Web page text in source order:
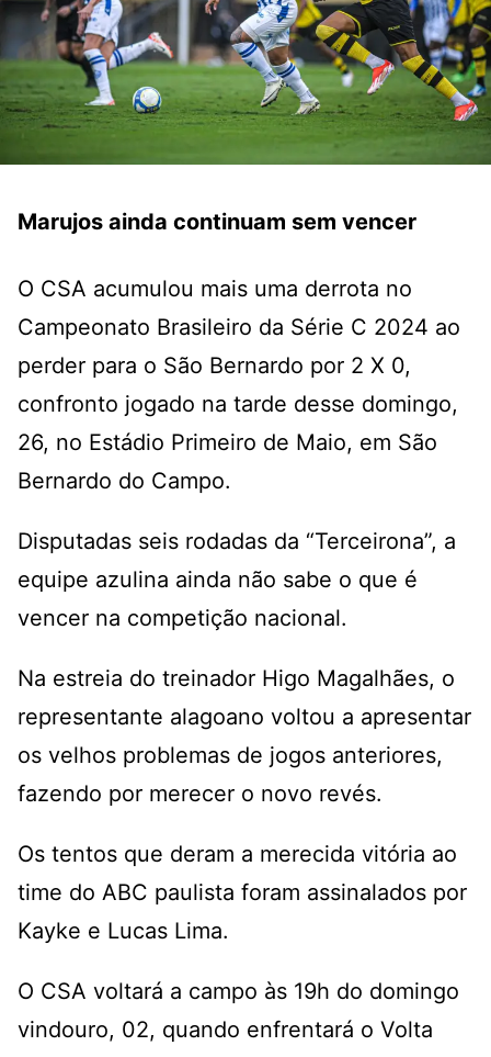
Marujos ainda continuam sem vencer
O CSA acumulou mais uma derrota no
Campeonato Brasileiro da Série C 2024 ao
perder para o São Bernardo por 2 X 0,
confronto jogado na tarde desse domingo,
26, no Estádio Primeiro de Maio, em São
Bernardo do Campo.
Disputadas seis rodadas da “Terceirona”, a
equipe azulina ainda não sabe o que é
vencer na competição nacional.
Na estreia do treinador Higo Magalhães, o
representante alagoano voltou a apresentar
os velhos problemas de jogos anteriores,
fazendo por merecer o novo revés.
Os tentos que deram a merecida vitória ao
time do ABC paulista foram assinalados por
Kayke e Lucas Lima.
O CSA voltará a campo às 19h do domingo
vindouro, 02, quando enfrentará o Volta